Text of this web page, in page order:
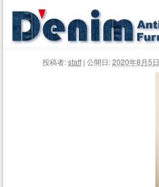
投稿者:staff | 公開日:2020年8月5日